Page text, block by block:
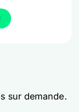
sur demande.